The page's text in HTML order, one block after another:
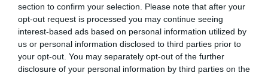
section to confirm your selection. Please note that after your
opt-out request is processed you may continue seeing
interest-based ads based on personal information utilized by
us or personal information disclosed to third parties prior to
your opt-out. You may separately opt-out of the further
disclosure of your personal information by third parties on the
210